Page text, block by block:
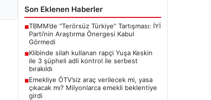
Son Eklenen Haberler
■TBMM’de “Terörsüz Türkiye” Tartışması: İYİ
Parti’nin Araştırma Önergesi Kabul
Görmedi
■Klibinde silah kullanan rapçi Yuşa Keskin
ile 3 şüpheli adli kontrol ile serbest
bırakıldı
■Emekliye ÖTV’siz araç verilecek mi, yasa
çıkacak mı? Milyonlarca emekli beklentiye
girdi